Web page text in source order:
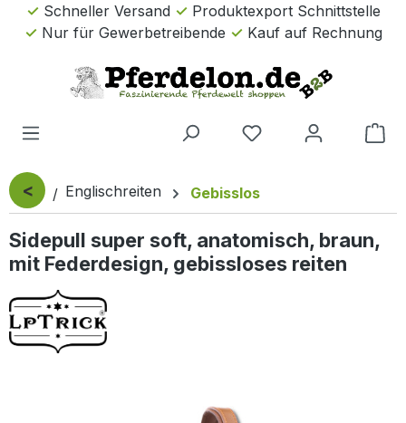
Zum Hauptinhalt springen
Schneller Versand
Produktexport Schnittstelle
Nur für Gewerbetreibende
Kauf auf Rechnung
< Englischreiten Gebisslos
Sidepull super soft, anatomisch, braun,
mit Federdesign, gebissloses reiten